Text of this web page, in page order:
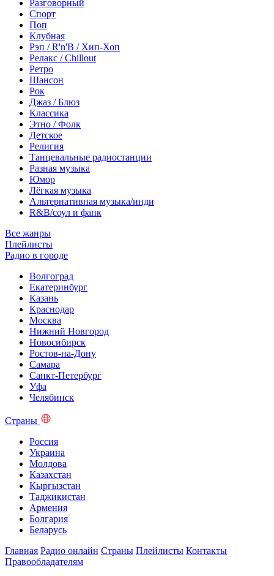
Разговорный
Спорт
Поп
Клубная
Рэп / R'n'B / Хип-Хоп
Релакс / Chillout
Ретро
Шансон
Рок
Джаз / Блюз
Классика
Этно / Фолк
Детское
Религия
Танцевальные радиостанции
Разная музыка
Юмор
Лёгкая музыка
Альтернативная музыка/инди
R&B/cоул и фанк
Все жанры
Плейлисты
Радио в городе
Волгоград
Екатеринбург
Казань
Краснодар
Москва
Нижний Новгород
Новосибирск
Ростов-на-Дону
Самара
Санкт-Петербург
Уфа
Челябинск
Страны
Россия
Украина
Молдова
Казахстан
Кыргызстан
Таджикистан
Армения
Болгария
Беларусь
Главная Радио онлайн Страны Плейлисты Контакты
Правообладателям